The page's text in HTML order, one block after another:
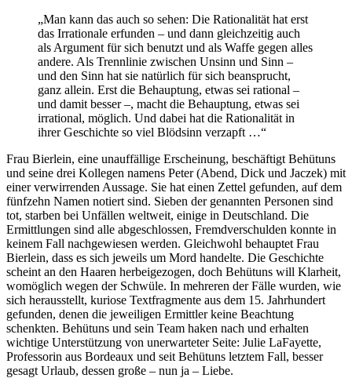
„Man kann das auch so sehen: Die Rationalität hat erst
das Irrationale erfunden – und dann gleichzeitig auch
als Argument für sich benutzt und als Waffe gegen alles
andere. Als Trennlinie zwischen Unsinn und Sinn –
und den Sinn hat sie natürlich für sich beansprucht,
ganz allein. Erst die Behauptung, etwas sei rational –
und damit besser –, macht die Behauptung, etwas sei
irrational, möglich. Und dabei hat die Rationalität in
ihrer Geschichte so viel Blödsinn verzapft …“
Frau Bierlein, eine unauffällige Erscheinung, beschäftigt Behütuns
und seine drei Kollegen namens Peter (Abend, Dick und Jaczek) mit
einer verwirrenden Aussage. Sie hat einen Zettel gefunden, auf dem
fünfzehn Namen notiert sind. Sieben der genannten Personen sind
tot, starben bei Unfällen weltweit, einige in Deutschland. Die
Ermittlungen sind alle abgeschlossen, Fremdverschulden konnte in
keinem Fall nachgewiesen werden. Gleichwohl behauptet Frau
Bierlein, dass es sich jeweils um Mord handelte. Die Geschichte
scheint an den Haaren herbeigezogen, doch Behütuns will Klarheit,
womöglich wegen der Schwüle. In mehreren der Fälle wurden, wie
sich herausstellt, kuriose Textfragmente aus dem 15. Jahrhundert
gefunden, denen die jeweiligen Ermittler keine Beachtung
schenkten. Behütuns und sein Team haken nach und erhalten
wichtige Unterstützung von unerwarteter Seite: Julie LaFayette,
Professorin aus Bordeaux und seit Behütuns letztem Fall, besser
gesagt Urlaub, dessen große – nun ja – Liebe.